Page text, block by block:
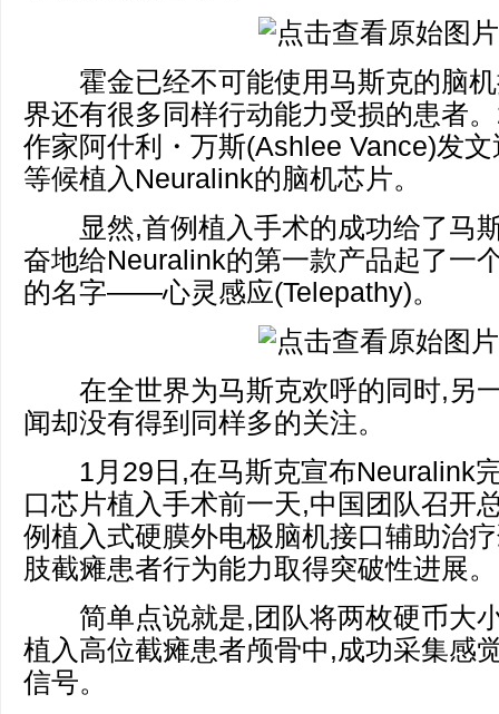
霍金已经不可能使用马斯克的脑机
界还有很多同样行动能力受损的患者
作家阿什利・万斯(Ashlee Vance)发
等候植入Neuralink的脑机芯片。
显然,首例植入手术的成功给了马
奋地给Neuralink的第一款产品起了一
的名字——心灵感应(Telepathy)。
在全世界为马斯克欢呼的同时,另
闻却没有得到同样多的关注。
1月29日,在马斯克宣布Neuralink
口芯片植入手术前一天,中国团队召开
例植入式硬膜外电极脑机接口辅助治
肢截瘫患者行为能力取得突破性进展。
简单点说就是,团队将两枚硬币大
植入高位截瘫患者颅骨中,成功采集感
信号。